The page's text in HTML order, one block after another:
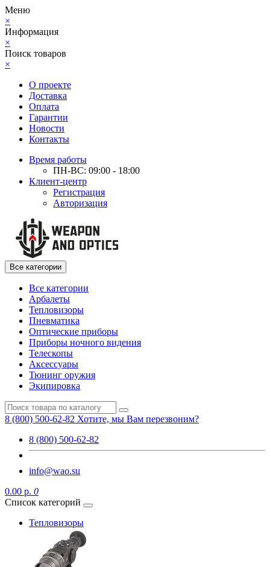
Меню
×
Информация
×
Поиск товаров
×
О проекте
Доставка
Оплата
Гарантии
Новости
Контакты
Время работы
ПН-ВС: 09:00 - 18:00
Клиент-центр
Регистрация
Авторизация
Все категории
Все категории
Арбалеты
Тепловизоры
Пневматика
Оптические приборы
Приборы ночного видения
Телескопы
Аксессуары
Тюнинг оружия
Экипировка
8 (800) 500-62-82 Хотите, мы Вам перезвоним?
8 (800) 500-62-82
info@wao.su
0.00 р. 0
Список категорий
Тепловизоры